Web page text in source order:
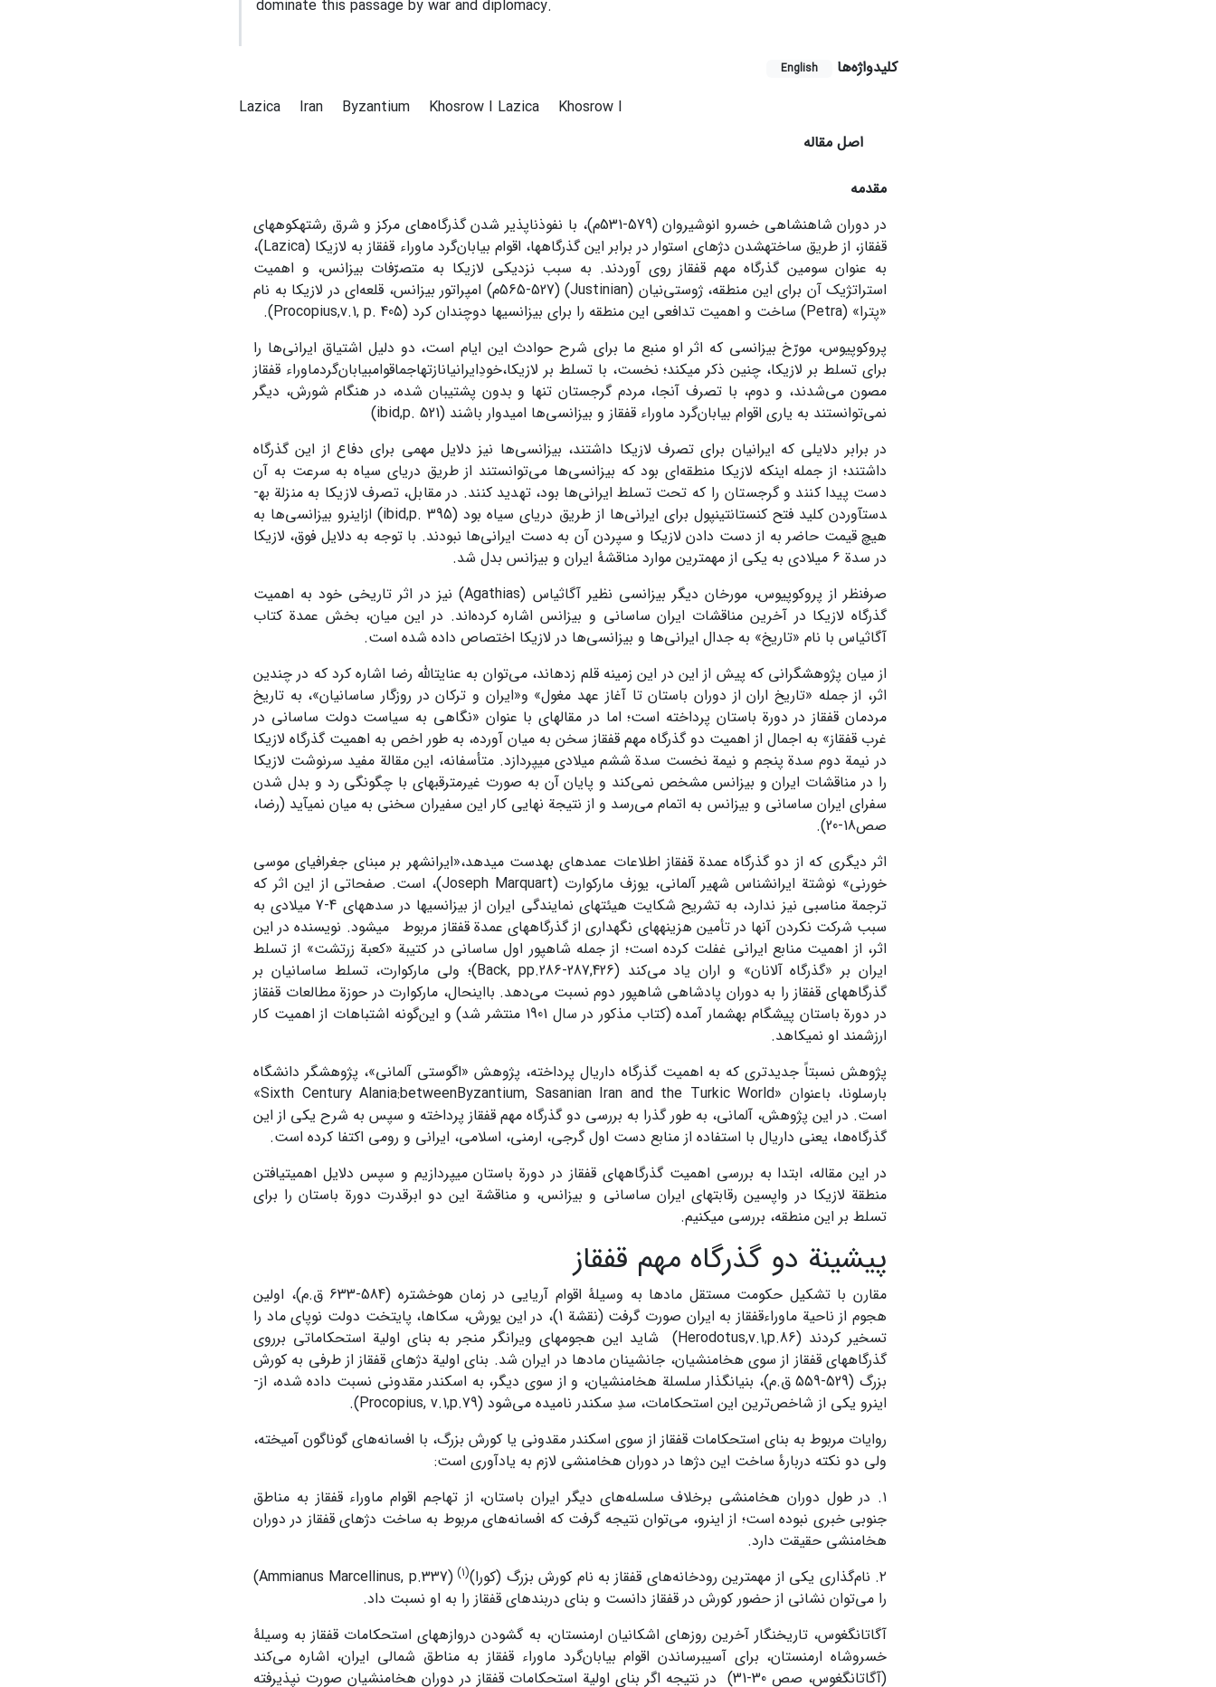
dominate this passage by war and diplomacy.
کلیدواژه‌ها English
Lazica Iran Byzantium Khosrow I Lazica
Khosrow I
اصل مقاله
مقدمه
در دوران شاهنشاهی خسرو انوشیروان (579-531م)، با نفوذناپذیر شدن گذرگاه‌های مرکز و شرق رشته­کوه­های
قفقاز، از طریق ساخته­شدن دژهای استوار در برابر این گذرگاه­ها، اقوام بیابان‌گرد ماوراء قفقاز به لازیکا (Lazica)،
به عنوان سومین گذرگاه مهم قفقاز روی آوردند. به سبب نزدیکی لازیکا به متصرّفات بیزانس، و اهمیت
استراتژیک آن برای این منطقه، ژوستی‌نیان (Justinian) (­565-527م) امپراتور بیزانس، قلعه‌ای در لازیکا به نام
«پترا» (Petra) ساخت و اهمیت تدافعی این منطقه را برای بیزانسی­ها دوچندان کرد (Procopius,v.1, p. 405)­.
پروکوپیوس، مورّخ بیزانسی که اثر او منبع ما برای شرح حوادث این ایام است، دو دلیل اشتیاق ایرانی‌ها را
برای تسلط بر لازیکا، چنین ذکر می­کند؛ نخست، با تسلط بر لازیکا،خودِایرانیانازتهاجماقوامبیابان‌گردماوراء قفقاز
مصون می‌شدند، و دوم، با تصرف آنجا، مردم گرجستان تنها و بدون پشتیبان شده، در هنگام شورش، دیگر
نمی‌توانستند به یاری اقوام بیابان‌گرد ماوراء قفقاز و بیزانسی‌ها امیدوار باشند (ibid,p. 521)
در برابر دلایلی که ایرانیان برای تصرف لازیکا داشتند، بیزانسی‌ها نیز دلایل مهمی برای دفاع از این گذرگاه
داشتند؛ از جمله اینکه لازیکا منطقه‌ای بود که بیزانسی‌ها می‌توانستند از طریق دریای سیاه به سرعت به آن
دست­ پیدا کنند و گرجستان را که تحت تسلط ایرانی‌ها بود، تهدید کنند. در مقابل، تصرف لازیکا به منزلة به­
دست­آوردن کلید فتح کنستانتینپول برای ایرانی‌ها از طریق دریای سیاه بود (ibid,p. 395) از­این­رو بیزانسی‌ها به
هیچ قیمت حاضر به از ­­دست ­­دادن لازیکا و سپردن آن به دست ایرانی‌ها نبودند. با توجه به دلایل فوق، لازیکا
در سدة 6 میلادی به یکی از مهم­ترین موارد مناقشۀ ایران و بیزانس بدل شد.
صرف­نظر از پروکوپیوس، مورخان دیگر بیزانسی نظیر آگاثیاس (Agathias­) نیز در اثر تاریخی خود به اهمیت
گذرگاه لازیکا در آخرین مناقشات ایران ساسانی و بیزانس اشاره کرده‌اند. در این میان، بخش عمدة کتاب
آگاثیاس با نام «تاریخ» به جدال ایرانی‌ها و بیزانسی‌ها در لازیکا اختصاص داده شده است.
از میان پژوهشگرانی که پیش از این در این زمینه قلم زده­اند، می‌توان به عنایت­الله رضا اشاره کرد که در چندین
اثر، از جمله «تاریخ اران از دوران باستان تا آغاز عهد مغول» و«ایران و ترکان در روزگار ساسانیان»، به تاریخ
مردمان قفقاز در دورة باستان پرداخته است؛ اما در مقاله­ای با عنوان «نگاهی به سیاست دولت ساسانی در
غرب قفقاز» به اجمال از اهمیت دو گذرگاه مهم قفقاز سخن به میان آورده، به طور اخص به اهمیت گذرگاه لازیکا
در نیمة دوم سدة پنجم و نیمة نخست سدة ششم میلادی می­پردازد. متأسفانه، این مقالة مفید سرنوشت لازیکا
را در مناقشات ایران و بیزانس مشخص نمی‌کند و پایان آن به صورت غیرمترقبه­ای با چگونگی رد و بدل شدن
سفرای ایران ساسانی و بیزانس به اتمام می‌رسد و از نتیجة نهایی کار این سفیران سخنی به میان نمی­آید (رضا،
صص18-20).
اثر دیگری که از دو گذرگاه عمدة قفقاز اطلاعات عمده­ای به­دست می­دهد،«­ایرانشهر بر مبنای جغرافیای موسی
خورنی» نوشتة ایران­شناس شهیر آلمانی، یوزف مارکوارت (Joseph Marquart)، است. صفحاتی از این اثر که
ترجمة مناسبی نیز ندارد، به تشریح شکایت هیئت­های نمایندگی ایران از بیزانسی­ها در سده­های 4-7 میلادی به
سبب شرکت­ نکردن آنها در تأمین هزینه­های نگهداری از گذرگاه­های عمدة قفقاز مربوط می­شود. نویسنده در این
اثر، از اهمیت منابع ایرانی غفلت کرده است؛ از جمله شاهپور اول ساسانی در کتیبة «کعبة زرتشت» از تسلط
ایران بر «گذرگاه آلانان» و اران یاد می‌کند (Back, pp.­286-287,426)؛ ولی مارکوارت، تسلط ساسانیان بر
گذرگاه­های قفقاز را به دوران پادشاهی شاهپور دوم نسبت می‌دهد. بااین­حال، مارکوارت در حوزة مطالعات قفقاز
در دورة باستان پیشگام به­شمار آمده (کتاب مذکور در سال 1901 منتشر شد) و این‌گونه اشتباهات از اهمیت کار
ارزشمند او نمی­کاهد.
پژوهش نسبتاً جدیدتری که به اهمیت گذرگاه داریال پرداخته، پژوهش «اگوستی آلمانی»، پژوهشگر دانشگاه
بارسلونا، باعنوان «­Sixth Century Alania:between­Byzantium, Sasanian Iran and the Turkic World­»
است. در این پژوهش، آلمانی، به طور گذرا به بررسی دو گذرگاه مهم قفقاز پرداخته و سپس به شرح یکی از این
گذرگاه‌ها، یعنی داریال با استفاده از منابع دست اول گرجی، ارمنی، اسلامی، ایرانی و رومی اکتفا کرده است.
در این مقاله، ابتدا به بررسی اهمیت گذرگاه­های قفقاز در دورة باستان می­پردازیم و سپس دلایل اهمیت­یافتن
منطقة لازیکا در واپسین رقابت­های ایران ساسانی و بیزانس، و مناقشة این دو ابرقدرت دورة باستان را برای
تسلط بر این منطقه، بررسی می­کنیم.
پیشینة دو گذرگاه مهم قفقاز
مقارن با تشکیل حکومت مستقل مادها به وسیلۀ اقوام آریایی در زمان هوخشتره (584-633 ق.م)، اولین
هجوم از ناحیة ماوراءقفقاز به ایران صورت گرفت (نقشة 1)، در این یورش، سکاها، پایتخت دولت نوپای ماد را
تسخیر کردند (Herodotus,v.1,p.86) شاید این هجوم­های ویران­گر منجر به بنای اولیة استحکاماتی برروی
گذرگاه­های قفقاز از سوی هخامنشیان، جانشینان مادها در ایران شد. بنای اولیة دژهای قفقاز از طرفی به کورش
بزرگ (529-559 ق.م)، بنیان­گذار سلسلة هخامنشیان، و از سوی دیگر، به اسکندر مقدونی نسبت داده شده، از­
این­رو یکی از شاخص‌ترین این استحکامات، سدِ سکندر نامیده می‌شود (Procopius, v.1,p.79).
روایات مربوط به بنای استحکامات قفقاز از سوی اسکندر مقدونی یا کورش بزرگ، با افسانه‌های گوناگون آمیخته،
ولی دو نکته دربارۀ ساخت این دژها در دوران هخامنشی لازم به یادآوری است:
١. در طول دوران هخامنشی برخلاف سلسله‌های دیگر ایران باستان، از تهاجم اقوام ماوراء قفقاز به مناطق
جنوبی خبری نبوده است؛ از این­رو، می‌توان نتیجه گرفت که افسانه‌های مربوط به ساخت دژهای قفقاز در دوران
هخامنشی حقیقت دارد.
٢. نام‌گذاری یکی از مهم­ترین رودخانه‌های قفقاز به نام کورش بزرگ (کورا)
(1)
(Ammianus Marcellinus, p.337)
را می‌توان نشانی از حضور کورش در قفقاز دانست و بنای دربندهای قفقاز را به او نسبت داد.
آگاتانگغوس، تاریخ­نگار آخرین روزهای اشکانیان ارمنستان، به گشودن دروازه­های استحکامات قفقاز به وسیلۀ
خسروشاه ارمنستان، برای آسیب­رساندن اقوام بیابان‌گرد ماوراء قفقاز به مناطق شمالی ایران، اشاره می‌کند
(آگاتانگغوس، صص 30-31) در نتیجه اگر بنای اولیة استحکامات قفقاز در دوران هخامنشیان صورت نپذیرفته